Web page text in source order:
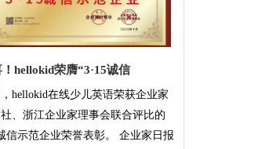
hellokid荣膺“3·15诚信
hellokid在线少儿英语荣获企业家
社、浙江企业家理事会联合评比的
信示范企业荣誉表彰。 企业家日报